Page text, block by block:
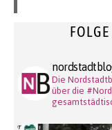
Die
über die